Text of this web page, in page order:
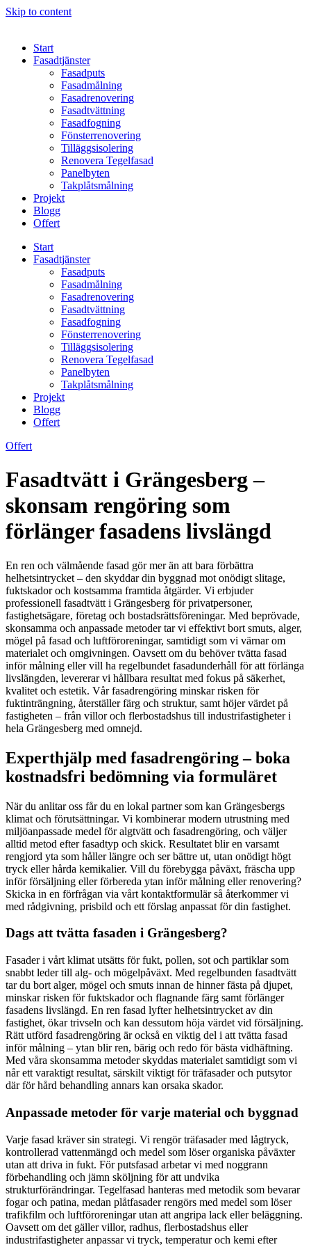
Skip to content
Start
Fasadtjänster
Fasadputs
Fasadmålning
Fasadrenovering
Fasadtvättning
Fasadfogning
Fönsterrenovering
Tilläggsisolering
Renovera Tegelfasad
Panelbyten
Takplåtsmålning
Projekt
Blogg
Offert
Start
Fasadtjänster
Fasadputs
Fasadmålning
Fasadrenovering
Fasadtvättning
Fasadfogning
Fönsterrenovering
Tilläggsisolering
Renovera Tegelfasad
Panelbyten
Takplåtsmålning
Projekt
Blogg
Offert
Offert
Fasadtvätt i Grängesberg –
skonsam rengöring som
förlänger fasadens livslängd
En ren och välmående fasad gör mer än att bara förbättra
helhetsintrycket – den skyddar din byggnad mot onödigt slitage,
fuktskador och kostsamma framtida åtgärder. Vi erbjuder
professionell fasadtvätt i Grängesberg för privatpersoner,
fastighetsägare, företag och bostadsrättsföreningar. Med beprövade,
skonsamma och anpassade metoder tar vi effektivt bort smuts, alger,
mögel på fasad och luftföroreningar, samtidigt som vi värnar om
materialet och omgivningen. Oavsett om du behöver tvätta fasad
inför målning eller vill ha regelbundet fasadunderhåll för att förlänga
livslängden, levererar vi hållbara resultat med fokus på säkerhet,
kvalitet och estetik. Vår fasadrengöring minskar risken för
fuktinträngning, återställer färg och struktur, samt höjer värdet på
fastigheten – från villor och flerbostadshus till industrifastigheter i
hela Grängesberg med omnejd.
Experthjälp med fasadrengöring – boka
kostnadsfri bedömning via formuläret
När du anlitar oss får du en lokal partner som kan Grängesbergs
klimat och förutsättningar. Vi kombinerar modern utrustning med
miljöanpassade medel för algtvätt och fasadrengöring, och väljer
alltid metod efter fasadtyp och skick. Resultatet blir en varsamt
rengjord yta som håller längre och ser bättre ut, utan onödigt högt
tryck eller hårda kemikalier. Vill du förebygga påväxt, fräscha upp
inför försäljning eller förbereda ytan inför målning eller renovering?
Skicka in en förfrågan via vårt kontaktformulär så återkommer vi
med rådgivning, prisbild och ett förslag anpassat för din fastighet.
Dags att tvätta fasaden i Grängesberg?
Fasader i vårt klimat utsätts för fukt, pollen, sot och partiklar som
snabbt leder till alg- och mögelpåväxt. Med regelbunden fasadtvätt
tar du bort alger, mögel och smuts innan de hinner fästa på djupet,
minskar risken för fuktskador och flagnande färg samt förlänger
fasadens livslängd. En ren fasad lyfter helhetsintrycket av din
fastighet, ökar trivseln och kan dessutom höja värdet vid försäljning.
Rätt utförd fasadrengöring är också en viktig del i att tvätta fasad
inför målning – ytan blir ren, bärig och redo för bästa vidhäftning.
Med våra skonsamma metoder skyddas materialet samtidigt som vi
når ett varaktigt resultat, särskilt viktigt för träfasader och putsytor
där för hård behandling annars kan orsaka skador.
Anpassade metoder för varje material och byggnad
Varje fasad kräver sin strategi. Vi rengör träfasader med lågtryck,
kontrollerad vattenmängd och medel som löser organiska påväxter
utan att driva in fukt. För putsfasad arbetar vi med noggrann
förbehandling och jämn sköljning för att undvika
strukturförändringar. Tegelfasad hanteras med metodik som bevarar
fogar och patina, medan plåtfasader rengörs med medel som löser
trafikfilm och luftföroreningar utan att angripa lack eller beläggning.
Oavsett om det gäller villor, radhus, flerbostadshus eller
industrifastigheter anpassar vi tryck, temperatur och kemi efter